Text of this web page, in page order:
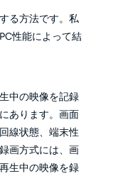
る方法です。私
性能によって結
中の映像を記録
あります。画面
線状態、端末性
画方式には、画
生中の映像を録